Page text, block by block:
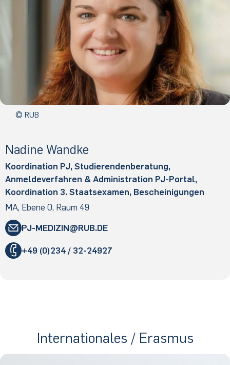
© RUB
Na­di­ne Wand­ke
Koordination PJ, Studierendenberatung,
Anmeldeverfahren & Administration PJ-Portal,
Koordination 3. Staatsexamen, Bescheinigungen
MA, Ebene 0, Raum 49
PJ-MEDIZIN
​RUB
"
.​DE
+49 (0)234 / 32-24927
Internationales / Erasmus